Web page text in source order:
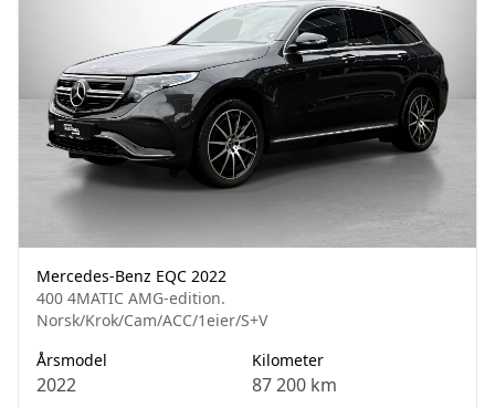
Mercedes-Benz EQC 2022
400 4MATIC AMG-edition.
Norsk/Krok/Cam/ACC/1eier/S+V
Årsmodel
2022
Kilometer
87 200 km